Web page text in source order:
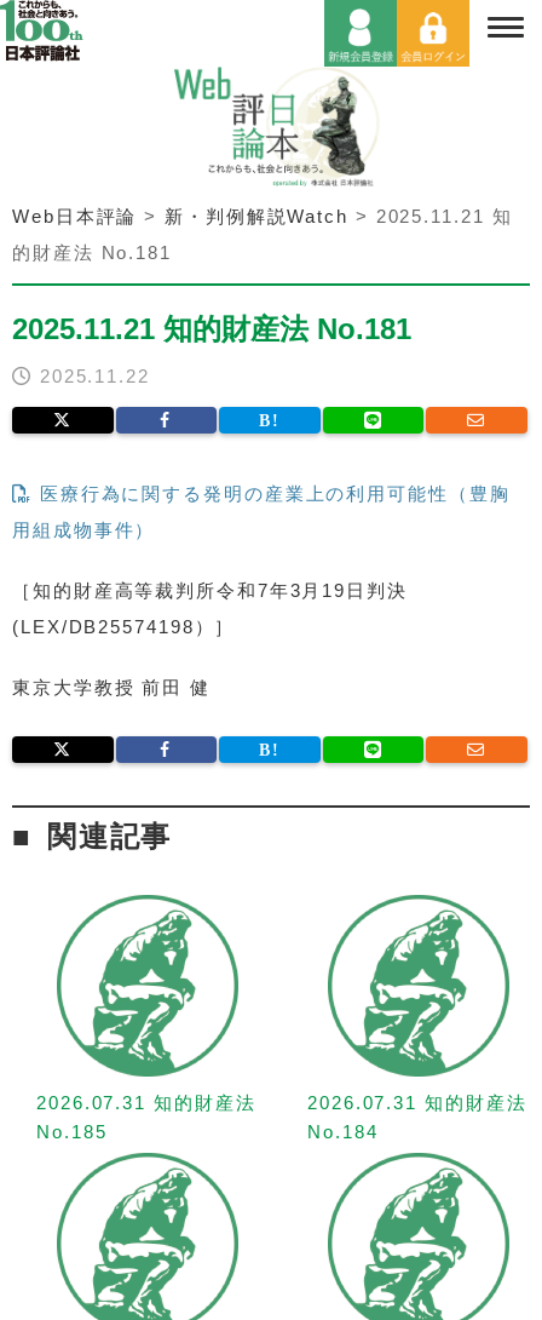
Web日本評論 > 新・判例解説Watch > 2025.11.21 知
的財産法 No.181
2025.11.21 知的財産法 No.181
2025.11.22
医療行為に関する発明の産業上の利用可能性（豊胸
用組成物事件）
［知的財産高等裁判所令和7年3月19日判決
(LEX/DB25574198）］
東京大学教授 前田 健
関連記事
2026.07.31 知的財産法
No.185
2026.07.31 知的財産法
No.184